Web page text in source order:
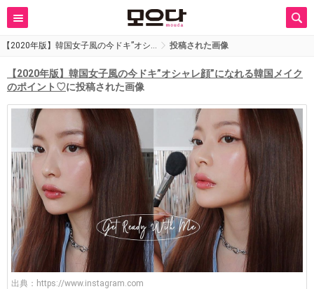
【2020年版】韓国女子風の今ドキ”オシ… 投稿された画像
【2020年版】韓国女子風の今ドキ”オシャレ顔”になれる韓国メイク
のポイント♡に投稿された画像
出典： https://www.instagram.com